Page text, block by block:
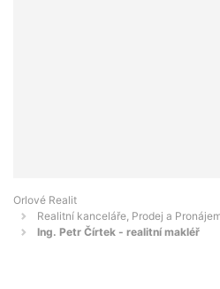
Orlové Realit
Realitní kanceláře, Prodej a
Ing. Petr Čírtek - realitní makléř